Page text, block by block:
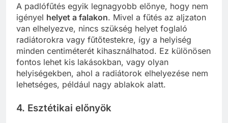
A padlófűtés egyik legnagyobb előnye, hogy nem
igényel helyet a falakon. Mivel a fűtés az aljzaton
van elhelyezve, nincs szükség helyet foglaló
radiátorokra vagy fűtőtestekre, így a helyiség
minden centiméterét kihasználhatod. Ez különösen
fontos lehet kis lakásokban, vagy olyan
helyiségekben, ahol a radiátorok elhelyezése nem
lehetséges, például nagy ablakok alatt.
4. Esztétikai előnyök